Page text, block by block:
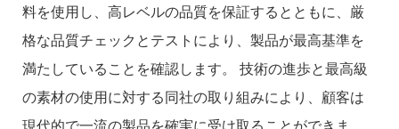
料を使用し、高レベルの品質を保証するとともに、厳
格な品質チェックとテストにより、製品が最高基準を
満たしていることを確認します。 技術の進歩と最高級
の素材の使用に対する同社の取り組みにより、顧客は